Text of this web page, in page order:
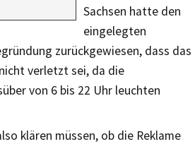
Sachsen hatte den
eingelegten
zurückgewiesen, dass das
verletzt sei, da die
von 6 bis 22 Uhr leuchten
klären müssen, ob die Reklame